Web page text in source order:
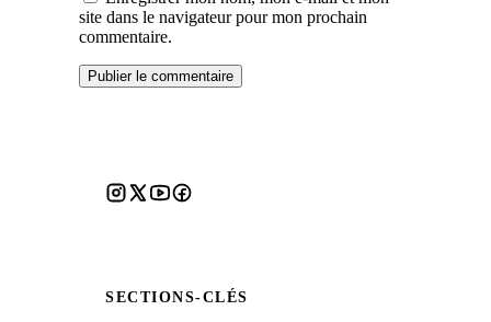
site dans le navigateur pour mon prochain
commentaire.
SECTIONS-CLÉS